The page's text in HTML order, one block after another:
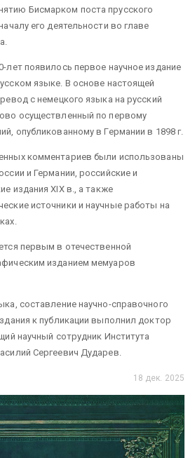
Бисмарком поста прусского
его деятельности во главе
лет появилось первое научное издание
языке. В основе настоящей
с немецкого языка на русский
осуществленный по первому
опубликованному в Германии в 1898 г.
комментариев были использованы
и Германии, российские и
издания XIX в., а также
источники и научные работы на
первым в отечественной
изданием мемуаров
составление научно-справочного
к публикации выполнил доктор
научный сотрудник Института
Сергеевич Дударев.
18 дек. 2025